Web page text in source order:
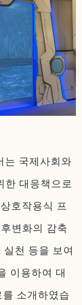
는 국제사회와
한 대응책으로
호작용식 프
변화의 감축
천 등을 보여
이용하여 대
소개하였습